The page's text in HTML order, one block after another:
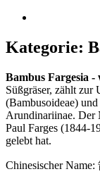
Kategorie:
Bambus Fargesia
Süßgräser, zählt zur
(Bambusoideae)
Arundinariinae. Der
Paul Farges (1844-
gelebt hat.
Chinesischer